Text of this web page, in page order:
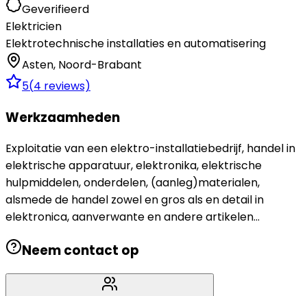
Geverifieerd
Elektricien
Elektrotechnische installaties en automatisering
Asten, Noord-Brabant
5(4 reviews)
Werkzaamheden
Exploitatie van een elektro-installatiebedrijf, handel in
elektrische apparatuur, elektronika, elektrische
hulpmiddelen, onderdelen, (aanleg)materialen,
alsmede de handel zowel en gros als en detail in
elektronica, aanverwante en andere artikelen...
Neem contact op